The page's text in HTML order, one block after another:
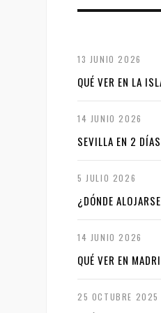
o
u
s
13 JUNIO 2026
QUÉ VER EN LA
14 JUNIO 2026
SEVILLA EN 2
5 JULIO 2026
¿DÓNDE
14 JUNIO 2026
QUÉ VER EN
25 OCTUBRE 2025